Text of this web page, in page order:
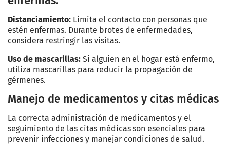
Distanciamiento: Limita el contacto con personas que
estén enfermas. Durante brotes de enfermedades,
considera restringir las visitas.
Uso de mascarillas: Si alguien en el hogar está enfermo,
utiliza mascarillas para reducir la propagación de
gérmenes.
Manejo de medicamentos y citas médicas
La correcta administración de medicamentos y el
seguimiento de las citas médicas son esenciales para
prevenir infecciones y manejar condiciones de salud.